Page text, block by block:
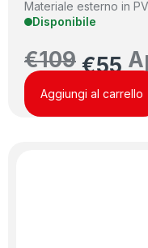
Materiale esterno in
Disponibile
€109 €55
Aggiungi al carrello